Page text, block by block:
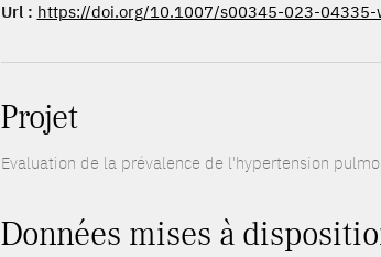
Url : https://doi.org/10.1007/s00345-023-04335-
Projet
Evaluation de la prévalence de l'hypertension
Données mises à